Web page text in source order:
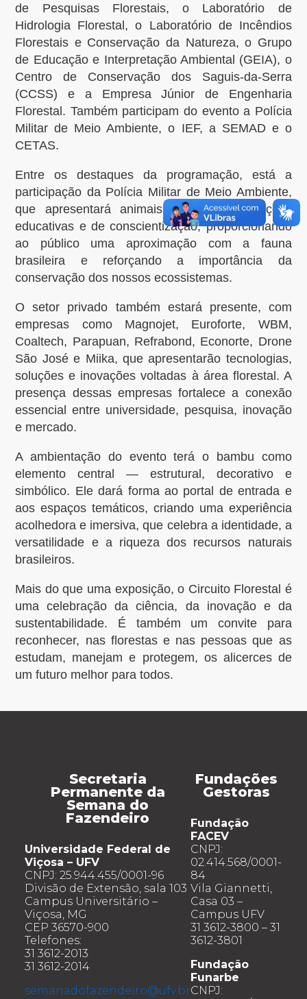
de Pesquisas Florestais, o Laboratório de
Hidrologia Florestal, o Laboratório de Incêndios
Florestais e Conservação da Natureza, o Grupo
de Educação e Interpretação Ambiental (GEIA), o
Centro de Conservação dos Saguis-da-Serra
(CCSS) e a Empresa Júnior de Engenharia
Florestal. Também participam do evento a Polícia
Militar de Meio Ambiente, o IEF, a SEMAD e o
CETAS.
Entre os destaques da programação, está a
participação da Polícia Militar de Meio Ambiente,
que apresentará animais silvestres em ações
educativas e de conscientização, proporcionando
ao público uma aproximação com a fauna
brasileira e reforçando a importância da
conservação dos nossos ecossistemas.
O setor privado também estará presente, com
empresas como Magnojet, Euroforte, WBM,
Coaltech, Parapuan, Refrabond, Econorte, Drone
São José e Miika, que apresentarão tecnologias,
soluções e inovações voltadas à área florestal. A
presença dessas empresas fortalece a conexão
essencial entre universidade, pesquisa, inovação
e mercado.
A ambientação do evento terá o bambu como
elemento central — estrutural, decorativo e
simbólico. Ele dará forma ao portal de entrada e
aos espaços temáticos, criando uma experiência
acolhedora e imersiva, que celebra a identidade, a
versatilidade e a riqueza dos recursos naturais
brasileiros.
Mais do que uma exposição, o Circuito Florestal é
uma celebração da ciência, da inovação e da
sustentabilidade. É também um convite para
reconhecer, nas florestas e nas pessoas que as
estudam, manejam e protegem, os alicerces de
um futuro melhor para todos.
Secretaria
Permanente da
Semana do
Fazendeiro
Universidade Federal de
Viçosa – UFV
CNPJ: 25.944.455/0001-96
Divisão de Extensão, sala 103
Campus Universitário –
Viçosa, MG
CEP 36570-900
Telefones:
31 3612-2013
31 3612-2014
semanadofazendeiro@ufv.br
Fundações
Gestoras
Fundação
FACEV
CNPJ:
02.414.568/0001-
84
Vila Giannetti,
Casa 03 –
Campus UFV
31 3612-3800 – 31
3612-3801
Fundação
Funarbe
CNPJ: